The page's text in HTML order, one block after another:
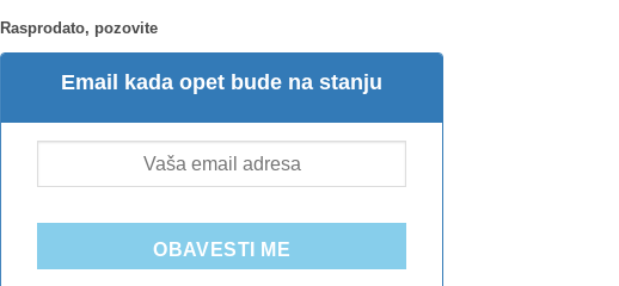
Rasprodato, pozovite
Email kada opet bude na stanju
OBAVESTI ME